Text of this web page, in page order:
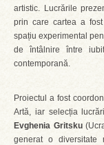
artistic. Lucrările
prin care cartea a
spațiu experimental
de întâlnire între
contemporană.
Proiectul a fost
Artă, iar selecția
Evghenia Gritsku
generat o diversitate